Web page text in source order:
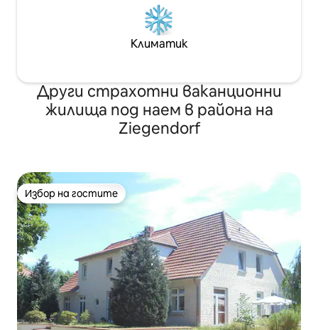
Климатик
Други страхотни ваканционни
жилища под наем в района на
Ziegendorf
Избор на гостите
Избор на гостите